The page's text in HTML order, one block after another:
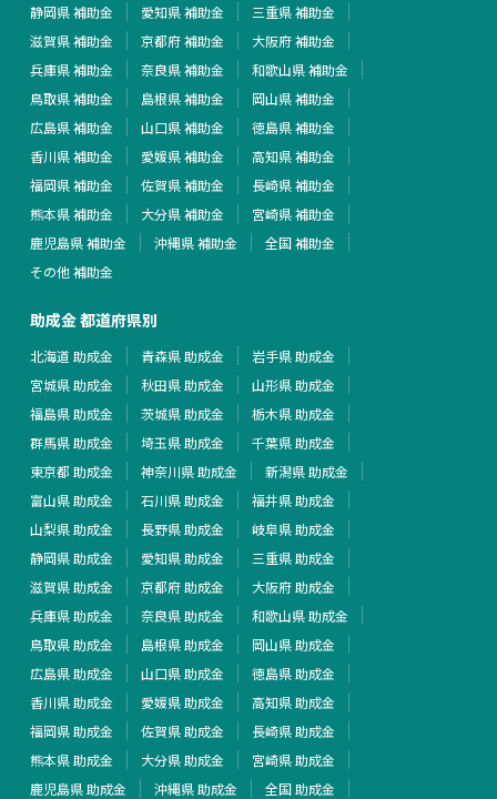
静岡県 補助金
愛知県 補助金
三重県 補助金
滋賀県 補助金
京都府 補助金
大阪府 補助金
兵庫県 補助金
奈良県 補助金
和歌山県 補助金
鳥取県 補助金
島根県 補助金
岡山県 補助金
広島県 補助金
山口県 補助金
徳島県 補助金
香川県 補助金
愛媛県 補助金
高知県 補助金
福岡県 補助金
佐賀県 補助金
長崎県 補助金
熊本県 補助金
大分県 補助金
宮崎県 補助金
鹿児島県 補助金
沖縄県 補助金
全国 補助金
その他 補助金
助成金 都道府県別
北海道 助成金 青森県 助成金
岩手県 助成金
宮城県 助成金
秋田県 助成金
山形県 助成金
福島県 助成金
茨城県 助成金
栃木県 助成金
群馬県 助成金
埼玉県 助成金
千葉県 助成金
東京都 助成金
神奈川県 助成金
新潟県 助成金
富山県 助成金
石川県 助成金
福井県 助成金
山梨県 助成金
長野県 助成金
岐阜県 助成金
静岡県 助成金
愛知県 助成金
三重県 助成金
滋賀県 助成金
京都府 助成金
大阪府 助成金
兵庫県 助成金
奈良県 助成金
和歌山県 助成金
鳥取県 助成金
島根県 助成金
岡山県 助成金
広島県 助成金
山口県 助成金
徳島県 助成金
香川県 助成金
愛媛県 助成金
高知県 助成金
福岡県 助成金
佐賀県 助成金
長崎県 助成金
熊本県 助成金
大分県 助成金
宮崎県 助成金
鹿児島県 助成金
沖縄県 助成金
全国 助成金